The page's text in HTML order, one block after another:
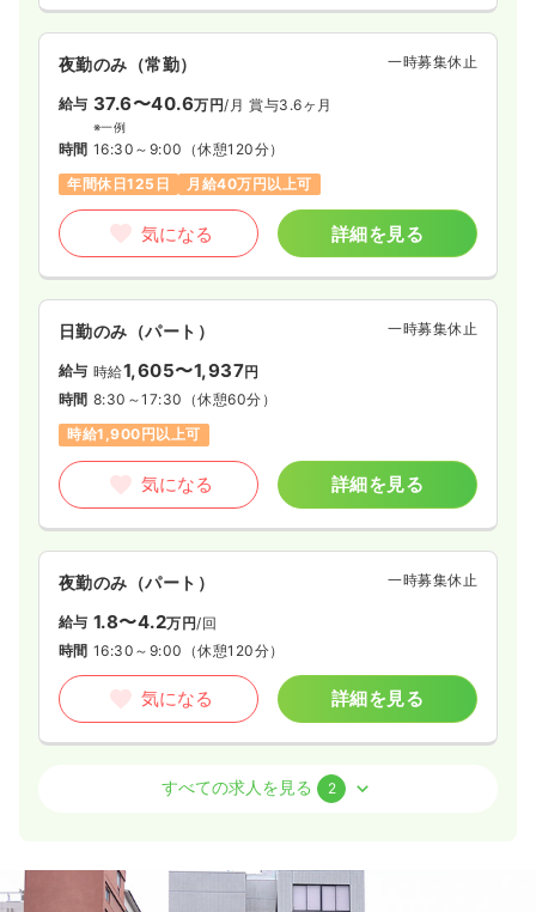
夜勤のみ（常勤） 一時募集休止
給与 37.6〜40.6万円/月 賞与3.6ヶ月
※一例
時間 16:30～9:00 （休憩120分）
年間休日125日
月給40万円以上可
気になる 詳細を見る
日勤のみ（パート） 一時募集休止
給与 時給1,605〜1,937円
時間 8:30～17:30 （休憩60分）
時給1,900円以上可
気になる 詳細を見る
夜勤のみ（パート） 一時募集休止
給与 1.8〜4.2万円/回
時間 16:30～9:00 （休憩120分）
気になる 詳細を見る
オペ室(手術室)正・准看護師
27.8〜33.1 賞与3.6ヶ月
※一例
すべての求人を見る 2